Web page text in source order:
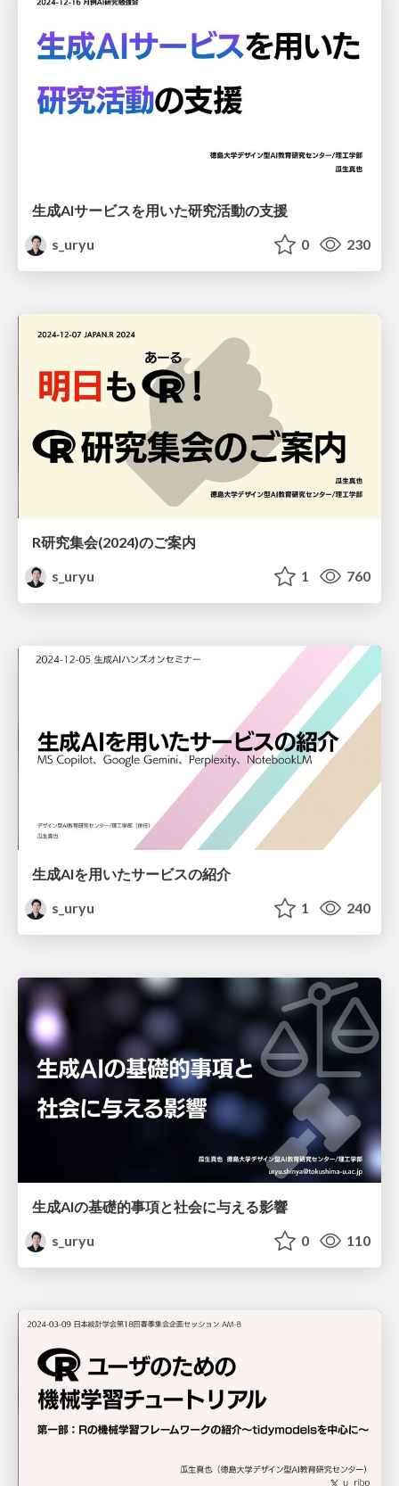
生成AIサービスを用いた研究活動の支援
s_uryu
0 230
R研究集会(2024)のご案内
s_uryu
1 760
生成AIを用いたサービスの紹介
s_uryu
1 240
生成AIの基礎的事項と社会に与える影響
s_uryu
0 110